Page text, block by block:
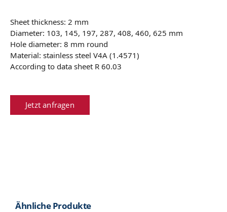
Sheet thickness: 2 mm
Diameter: 103, 145, 197, 287, 408, 460, 625 mm
Hole diameter: 8 mm round
Material: stainless steel V4A (1.4571)
According to data sheet R 60.03
Jetzt anfragen
Ähnliche Produkte